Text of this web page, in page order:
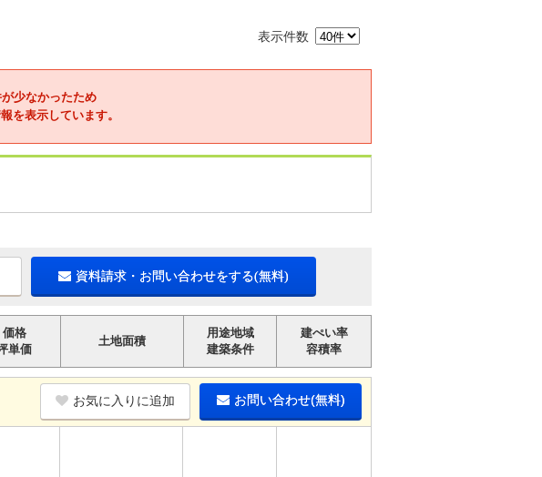
表示件数
少なかったため
を表示しています。
資料請求・お問い合わせをする(無料)
価格
単価
土地面積
用途地域
建築条件
建ぺい率
容積率
お気に入りに追加 お問い合わせ(無料)